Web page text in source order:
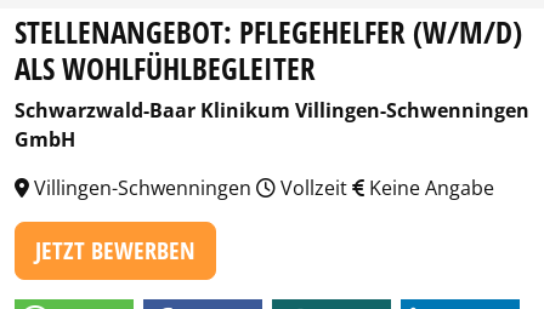
STELLENANGEBOT: PFLEGEHELFER (W/M/D)
ALS WOHLFÜHLBEGLEITER
Schwarzwald-Baar Klinikum Villingen-Schwenningen
GmbH
Villingen-Schwenningen
Vollzeit Keine Angabe
JETZT BEWERBEN